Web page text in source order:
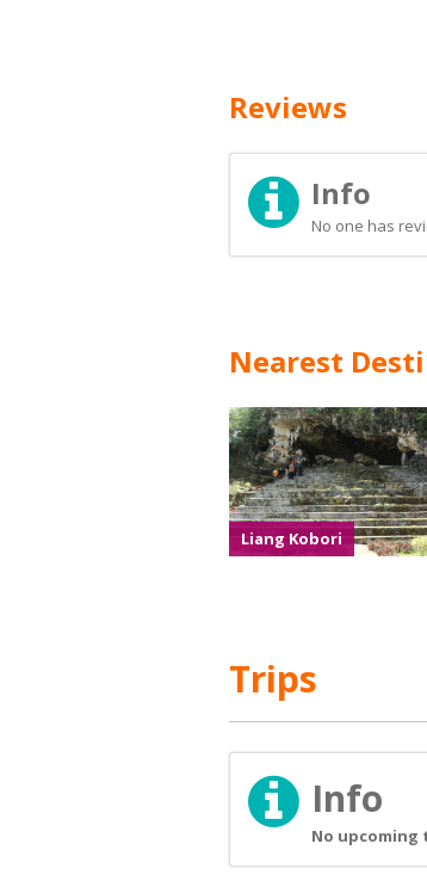
Reviews
Info
No one has
Nearest
Liang Kobori
Trips
Info
No